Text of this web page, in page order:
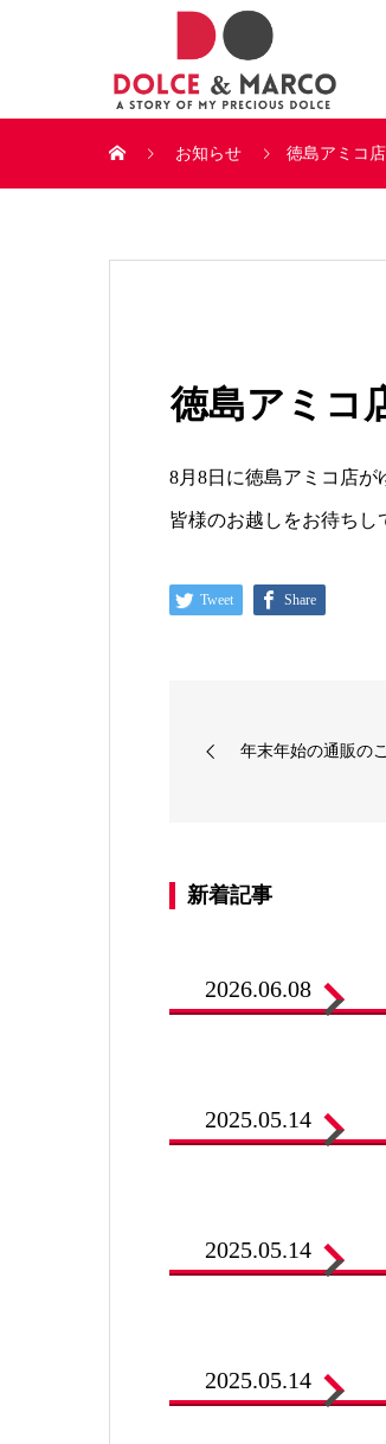
お知らせ 徳島アミコ
徳島アミコ
8月8日に徳島アミコ店が
皆様のお越しをお待ちし
Tweet Share
年末年始の通販の
新着記事
2026.06.08
2025.05.14
2025.05.14
2025.05.14